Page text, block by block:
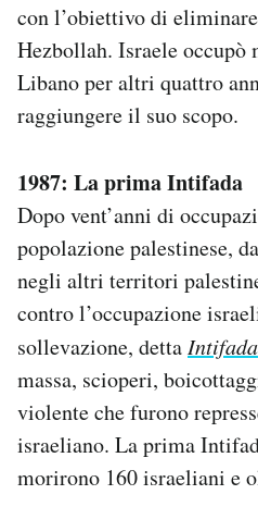
con l’obiettivo di
Hezbollah. Israele
Libano per altri quattro
raggiungere il suo scopo.
1987: La prima Intifada
Dopo vent’anni di
popolazione palestinese,
negli altri territori
contro l’occupazione
sollevazione, detta Intifada
massa, scioperi,
violente che furono
israeliano. La prima
morirono 160 israeliani e